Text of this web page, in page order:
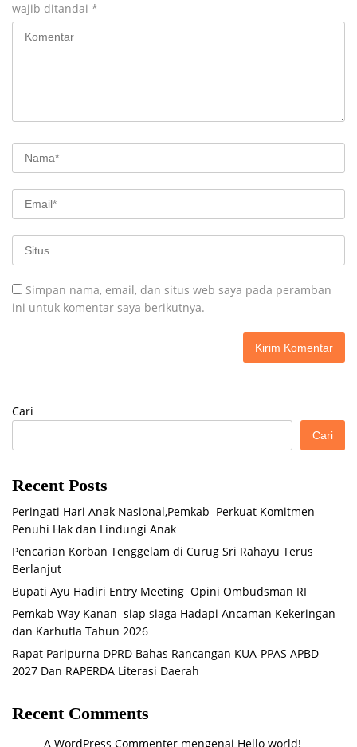
wajib ditandai *
Simpan nama, email, dan situs web saya pada peramban
ini untuk komentar saya berikutnya.
Cari
Cari
Recent Posts
Peringati Hari Anak Nasional,Pemkab Perkuat Komitmen
Penuhi Hak dan Lindungi Anak
Pencarian Korban Tenggelam di Curug Sri Rahayu Terus
Berlanjut
Bupati Ayu Hadiri Entry Meeting Opini Ombudsman RI
Pemkab Way Kanan siap siaga Hadapi Ancaman Kekeringan
dan Karhutla Tahun 2026
Rapat Paripurna DPRD Bahas Rancangan KUA-PPAS APBD
2027 Dan RAPERDA Literasi Daerah
Recent Comments
A WordPress Commenter mengenai Hello world!